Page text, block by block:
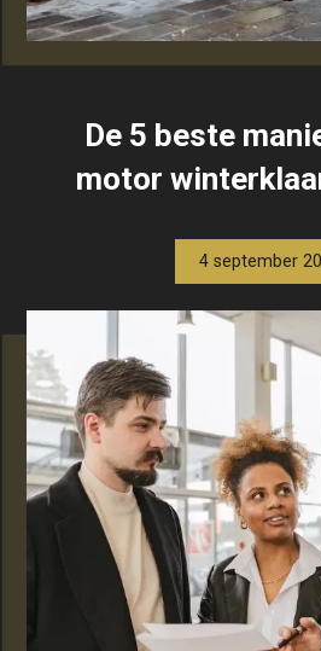
De 5 beste
motor
4 september